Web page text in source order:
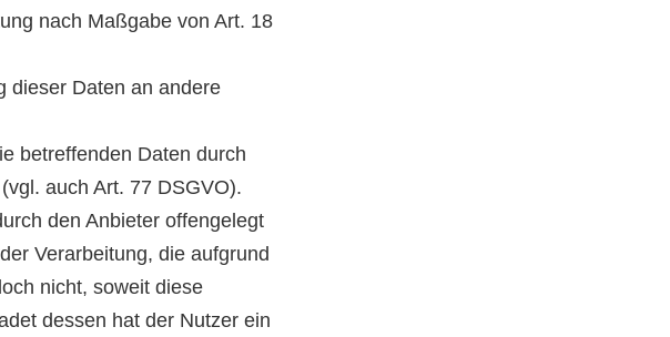
nach Maßgabe von Art. 18
dieser Daten an andere
betreffenden Daten durch
auch Art. 77 DSGVO).
den Anbieter offengelegt
Verarbeitung, die aufgrund
nicht, soweit diese
dessen hat der Nutzer ein